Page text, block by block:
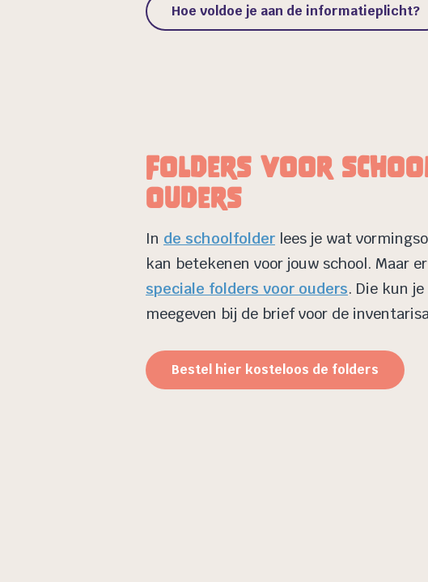
Hoe voldoe je aan de informatieplicht?
Folders voor
ouders
In de schoolfolder lees je wat
kan betekenen voor jouw school. Maar
speciale folders voor ouders. Die kun je
meegeven bij de brief voor de
Bestel hier kosteloos de folders